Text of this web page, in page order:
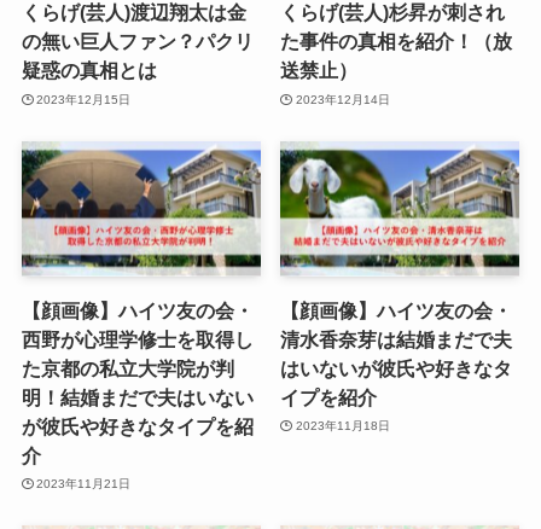
くらげ(芸人)渡辺翔太は金
の無い巨人ファン？パクリ
疑惑の真相とは
2023年12月15日
くらげ(芸人)杉昇が刺され
た事件の真相を紹介！（放
送禁止）
2023年12月14日
【顔画像】ハイツ友の会・
西野が心理学修士を取得し
た京都の私立大学院が判
明！結婚まだで夫はいない
が彼氏や好きなタイプを紹
介
2023年11月21日
【顔画像】ハイツ友の会・
清水香奈芽は結婚まだで夫
はいないが彼氏や好きなタ
イプを紹介
2023年11月18日